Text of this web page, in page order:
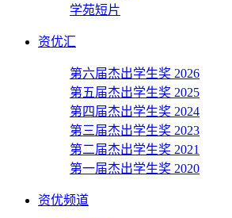
学苑短片
资优汇
第六届杰出学生奖 2026
第五届杰出学生奖 2025
第四届杰出学生奖 2024
第三届杰出学生奖 2023
第二届杰出学生奖 2021
第一届杰出学生奖 2020
资优频道